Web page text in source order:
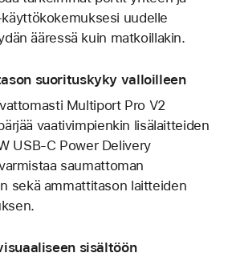
uudelle
ääressä kuin matkoillakin.
suorituskyky valloilleen
Multiport Pro V2
vaativimpienkin lisälaitteiden
USB-C Power Delivery
saumattoman
sekä ammattitason laitteiden
sisältöön